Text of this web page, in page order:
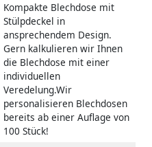
Kompakte Blechdose mit
Stülpdeckel in
ansprechendem Design.
Gern kalkulieren wir Ihnen
die Blechdose mit einer
individuellen
Veredelung.Wir
personalisieren Blechdosen
bereits ab einer Auflage von
100 Stück!